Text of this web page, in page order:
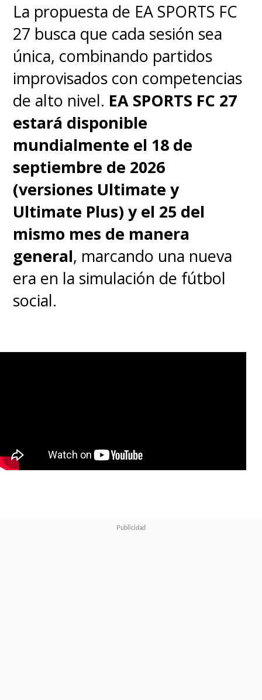
La propuesta de EA SPORTS FC
27 busca que cada sesión sea
única, combinando partidos
improvisados con competencias
de alto nivel. EA SPORTS FC 27
estará disponible
mundialmente el 18 de
septiembre de 2026
(versiones Ultimate y
Ultimate Plus) y el 25 del
mismo mes de manera
general, marcando una nueva
era en la simulación de fútbol
social.